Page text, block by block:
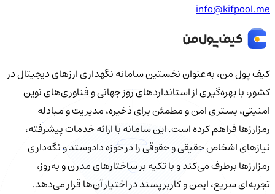
info@kifpool.me
کیف‌ پول من، به‌عنوان نخستین سامانه نگهداری ارزهای دیجیتال در
کشور، با بهره‌گیری از استانداردهای روز جهانی و فناوری‌های نوین
امنیتی، بستری امن و مطمئن برای ذخیره، مدیریت و مبادله
رمزارزها فراهم کرده است. این سامانه با ارائه خدمات پیشرفته،
نیازهای اشخاص حقیقی و حقوقی را در حوزه دادوستد و نگه‌داری
رمزارزها برطرف می‌کند و با تکیه بر ساختارهای مدرن و به‌روز،
تجربه‌ای سریع، ایمن و کاربرپسند در اختیار آن‌ها قرار می‌دهد.